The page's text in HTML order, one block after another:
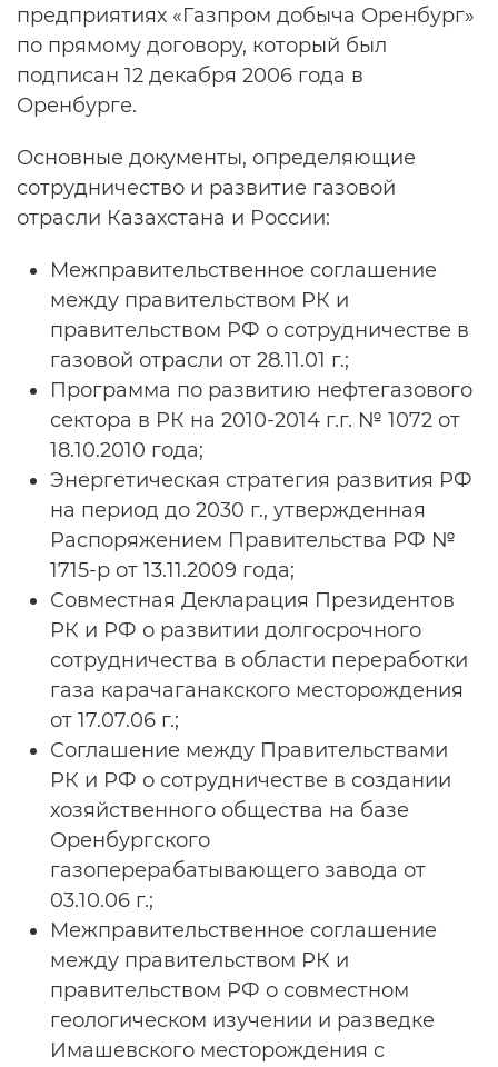
предприятиях «Газпром добыча Оренбург»
по прямому договору, который был
подписан 12 декабря 2006 года в
Оренбурге.
Основные документы, определяющие
сотрудничество и развитие газовой
отрасли Казахстана и России:
Межправительственное соглашение
между правительством РК и
правительством РФ о сотрудничестве в
газовой отрасли от 28.11.01 г.;
Программа по развитию нефтегазового
сектора в РК на 2010-2014 г.г. № 1072 от
18.10.2010 года;
Энергетическая стратегия развития РФ
на период до 2030 г., утвержденная
Распоряжением Правительства РФ №
1715-р от 13.11.2009 года;
Совместная Декларация Президентов
РК и РФ о развитии долгосрочного
сотрудничества в области переработки
газа карачаганакского месторождения
от 17.07.06 г.;
Соглашение между Правительствами
РК и РФ о сотрудничестве в создании
хозяйственного общества на базе
Оренбургского
газоперерабатывающего завода от
03.10.06 г.;
Межправительственное соглашение
между правительством РК и
правительством РФ о совместном
геологическом изучении и разведке
Имашевского месторождения с